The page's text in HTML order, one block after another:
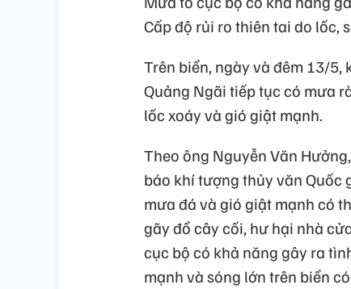
Cấp độ rủi ro thiên tai do lốc,
Trên biển, ngày và đêm 13/5,
Quảng Ngãi tiếp tục có mưa
lốc xoáy và gió giật mạnh.
Theo ông Nguyễn Văn
báo khí tượng thủy văn Quốc
mưa đá và gió giật mạnh có
gãy đổ cây cối, hư hại nhà
cục bộ có khả năng gây ra
mạnh và sóng lớn trên biển